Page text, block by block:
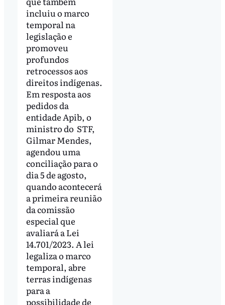
incluiu o marco
temporal na
legislação e
promoveu
profundos
retrocessos aos
direitos indígenas.
Em resposta aos
pedidos da
entidade Apib, o
ministro do STF,
Gilmar Mendes,
agendou uma
conciliação para o
dia 5 de agosto,
quando acontecerá
a primeira reunião
da comissão
especial que
avaliará a Lei
14.701/2023. A lei
legaliza o marco
temporal, abre
terras indígenas
para a
possibilidade de